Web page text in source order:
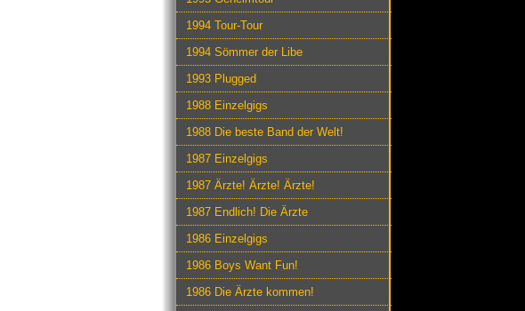
1994 Tour-Tour
1994 Sömmer der Libe
1993 Plugged
1988 Einzelgigs
1988 Die beste Band der Welt!
1987 Einzelgigs
1987 Ärzte! Ärzte! Ärzte!
1987 Endlich! Die Ärzte
1986 Einzelgigs
1986 Boys Want Fun!
1986 Die Ärzte kommen!